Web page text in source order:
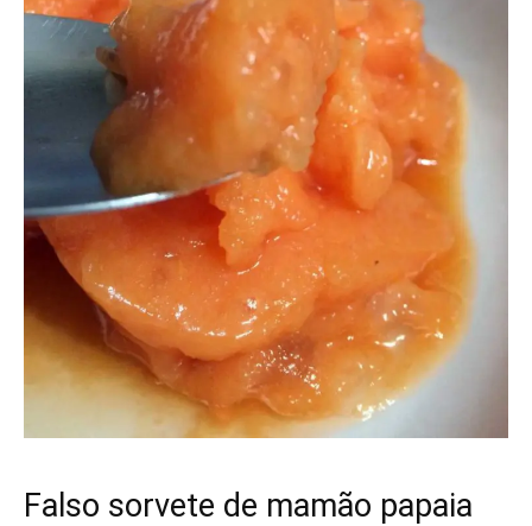
Falso sorvete de mamão papaia